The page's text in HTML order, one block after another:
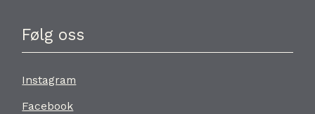
Følg oss
Instagram
Facebook